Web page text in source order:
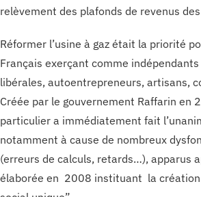
relèvement des plafonds de revenus
Réformer l’usine à gaz était la priorité
Français exerçant comme
libérales, autoentrepreneurs, artisans,
Créée par le gouvernement Raffarin en
particulier a immédiatement fait
notamment à cause de nombreux
(erreurs de calculs, retards…), apparus
élaborée en 2008 instituant la création